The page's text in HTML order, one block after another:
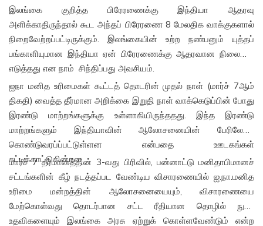
இலங்கை குறித்த பிரேரணைக்கு இந்தியா ஆதரவு
அளிக்காதிருந்தால் கூட அந்தப் பிரேரணை 8 மேலதிக வாக்குகளால்
நிறைவேற்றப்பட்டிருக்கும். இலங்கையின் உற்ற நண்பனும் யுத்தப்
பங்காளியுமான இந்தியா ஏன் பிரேரணைக்கு ஆதரவான நிலையை
எடுத்தது என நாம் சிந்திப்பது அவசியம்.
ஐநா மனித உரிமைகள் கூட்டத் தொடரின் முதல் நாள் (மார்ச் 7ஆம்
திகதி) வைத்த தீர்மான அறிக்கை இறுதி நாள் வாக்கெடுப்பின் போது
இரண்டு மாற்றங்களுக்கு உள்ளாகியிருந்ததது. இந்த இரண்டு
மாற்றங்களும் இந்தியாவின் ஆலோசனையின் பேரிலேயே
கொண்டுவரப்ப்பட்டுள்ளன என்பதை ஊடகங்கள்
சுட்டிக்காட்டுகின்றன.
மார்ச் 7 தீர்மானத்தின் 3-வது பிரிவில், பன்னாட்டு மனிதாபிமானச்
சட்டங்களின் கீழ் நடத்தப்பட வேண்டிய விசாரணையில் ஐ.நா.மனித
உரிமை மன்றத்தின் ஆலோசனையையும், விசாரணையை
மேற்கொள்வது தொடர்பான சட்ட ரீதியான தொழில் நுட்ப
உதவிகளையும் இலங்கை அரசு ஏற்றுக் கொள்ளவேண்டும் என்ற